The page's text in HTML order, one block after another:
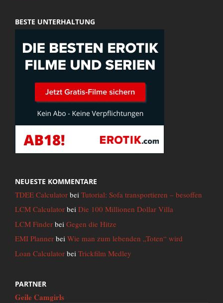
BESTE UNTERHALTUNG
NEUESTE KOMMENTARE
TDEE Calculator bei Tutorial: Sofa transportieren – besoffen
LCM Calculator bei Die 100 Millionen Dollar Villa
LCM Finder bei Gegen die Hitze
EMI Planner bei Wie man zum lebenden „Toten“ wird
Loan Calculator bei Trickfilm Medley
PARTNER
Geile Camgirls